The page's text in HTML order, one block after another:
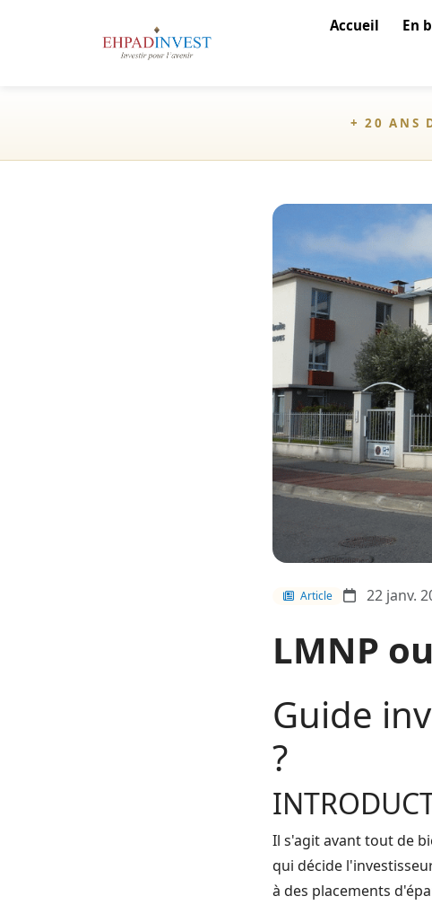
Accueil En
+ 20 ANS
Article 22 janv.
LMNP
Guide
?
Il s'agit avant tout de
qui décide
à des placements